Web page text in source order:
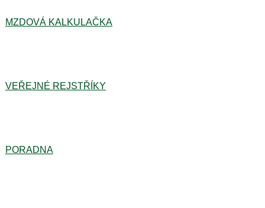
MZDOVÁ KALKULAČKA
VEŘEJNÉ REJSTŘÍKY
PORADNA